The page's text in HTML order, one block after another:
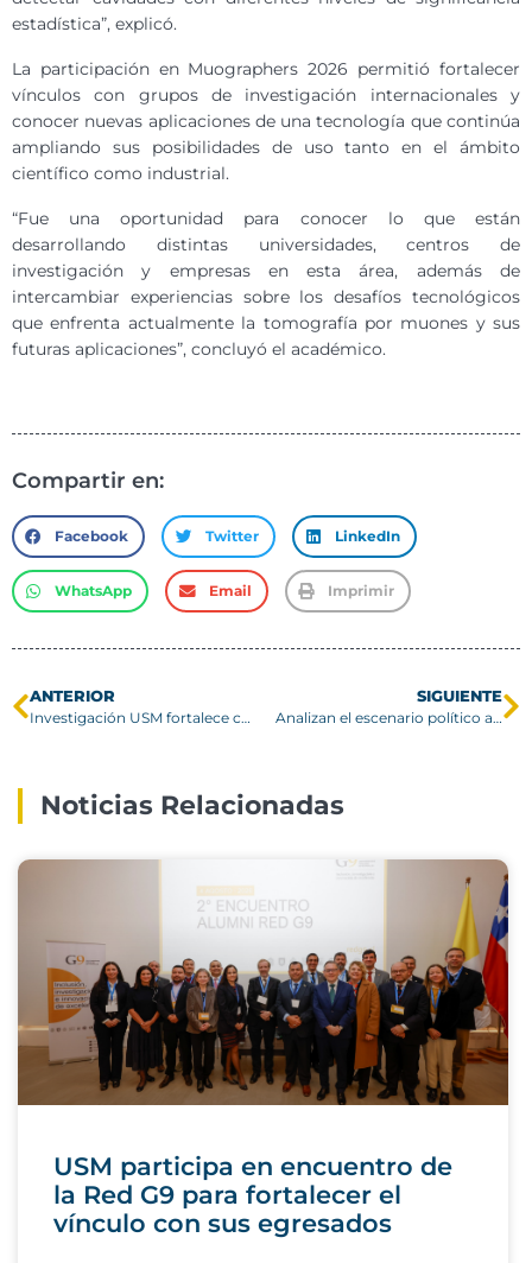
estadística”, explicó.
La participación en Muographers 2026 permitió fortalecer
vínculos con grupos de investigación internacionales y
conocer nuevas aplicaciones de una tecnología que continúa
ampliando sus posibilidades de uso tanto en el ámbito
científico como industrial.
“Fue una oportunidad para conocer lo que están
desarrollando distintas universidades, centros de
investigación y empresas en esta área, además de
intercambiar experiencias sobre los desafíos tecnológicos
que enfrenta actualmente la tomografía por muones y sus
futuras aplicaciones”, concluyó el académico.
Compartir en:
Facebook Twitter LinkedIn
WhatsApp Email Imprimir
ANTERIOR
Investigación USM fortalece cooperación Chile–España en prevención de incendios forestales
SIGUIENTE
Analizan el escenario político actual de América Latina en conferencia realizada en Campus San Joaquín
Noticias Relacionadas
USM participa en encuentro de
la Red G9 para fortalecer el
vínculo con sus egresados